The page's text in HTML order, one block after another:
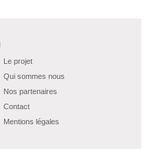
Le projet
Qui sommes nous
Nos partenaires
Contact
Mentions légales